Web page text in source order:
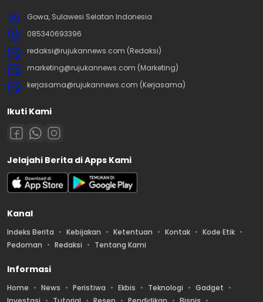
Gowa, Sulawesi Selatan Indonesia
085340693396
redaksi@rujukannews.com (Redaksi)
marketing@rujukannews.com (Marketing)
kerjasama@rujukannews.com (Kerjasama)
Ikuti Kami
Jelajahi Berita di Apps Kami
Kanal
Indeks Berita Kebijakan Ketentuan Kontak
Kode Etik
Pedoman
Redaksi Tentang Kami
Informasi
Home News Peristiwa Ekbis Teknologi
Gadget